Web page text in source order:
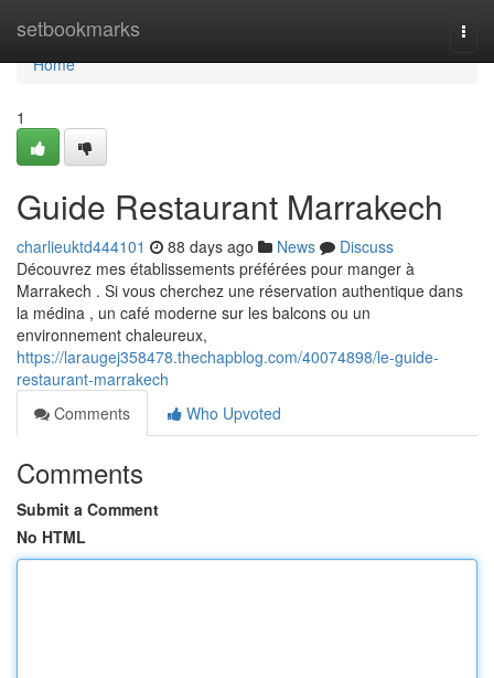
setbookmarks
Home
Home
1
Guide Restaurant Marrakech
charlieuktd444101 88 days ago News
Discuss
Découvrez mes établissements préférées pour manger à
Marrakech . Si vous cherchez une réservation authentique dans
la médina , un café moderne sur les balcons ou un
environnement chaleureux,
https://laraugej358478.thechapblog.com/40074898/le-guide-
restaurant-marrakech
Comments
Who Upvoted
Comments
Submit a Comment
No HTML